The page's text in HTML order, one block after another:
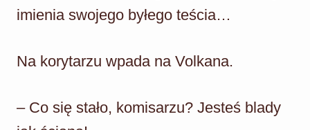
imienia swojego byłego teścia…
Na korytarzu wpada na Volkana.
– Co się stało, komisarzu? Jesteś blady